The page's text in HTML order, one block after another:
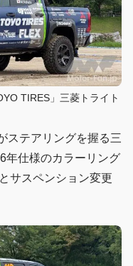
TIRES」三菱トライト
ステアリングを握る三
年仕様のカラーリング
サスペンション変更